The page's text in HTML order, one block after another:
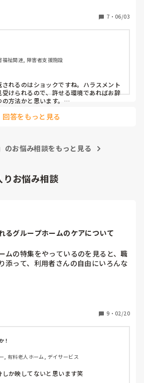
7 ・ 06/03
福祉関連, 障害者支援施設
れるのはショックですね。ハラスメント
けられるので、許せる環境であればお辞
方法かと思います。
ない個人情報を管理職からバラされまし
で逃げてもらわれるのはマッサンさんに
回答をもっと見る
のお悩み相談をもっと見る
お悩み相談
るグループホームのケアについて
ムの特集をやっているのを見ると、職
添って、利用者さんの自由にいろんな
お手伝いして、本当にいい感じなんで
洗濯物たたんだり調理もできないよう
全て職員がやっていて職員は、休憩す
に追われて、利用者さんは座ってテレ
るグループホームも、同じ人員配置と
が、なぜ、あんなに理想的なケアや施
9 ・ 02/20
！
, 有料老人ホーム, デイサービス